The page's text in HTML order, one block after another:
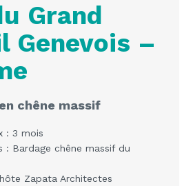
Grand
Genevois –
chêne massif
: 3 mois
: Bardage chêne massif du
Zapata Architectes